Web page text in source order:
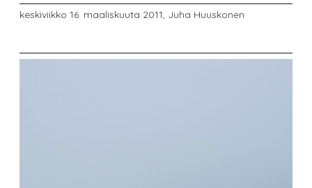
keskiviikko 16. maaliskuuta 2011, Juha Huuskonen